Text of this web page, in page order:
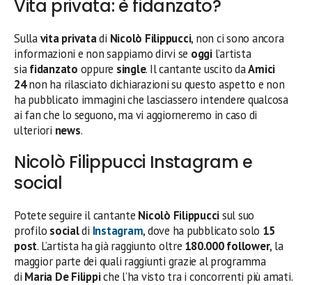
Vita privata: è fidanzato?
Sullavita privatadi Nicolò Filippucci, non ci sono ancora
informazioni e non sappiamo dirvi se oggi l’artista
siafidanzato oppure single. Il cantante uscito daAmici
24non ha rilasciato dichiarazioni su questo aspetto e non
ha pubblicato immagini che lasciassero intendere qualcosa
ai fan che lo seguono, ma vi aggiorneremo in caso di
ulteriori news.
Nicolò Filippucci Instagram e
social
Potete seguire il cantante Nicolò Filippuccisul suo
profilo socialdi Instagram, dove ha pubblicato solo 15
post. L’artista ha già raggiunto oltre 180.000 follower, la
maggior parte dei quali raggiunti grazie al programma
di Maria De Filippiche l’ha visto tra i concorrenti più amati.